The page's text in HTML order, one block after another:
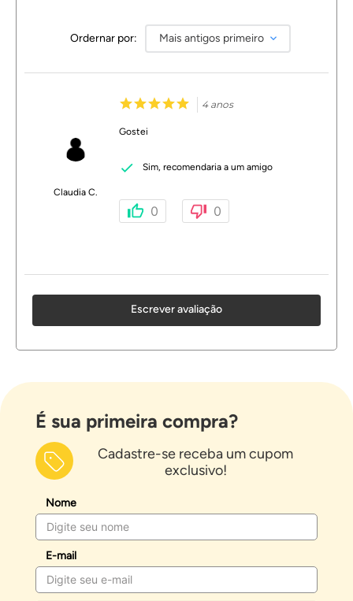
Ordernar por: Mais antigos primeiro
Claudia C.
4 anos
Gostei
Sim, recomendaria a um amigo
0 0
Escrever avaliação
É sua primeira compra?
Cadastre-se receba um cupom
exclusivo!
Nome
E-mail